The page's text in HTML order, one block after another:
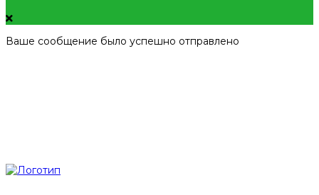
Ваше сообщение было успешно отправлено